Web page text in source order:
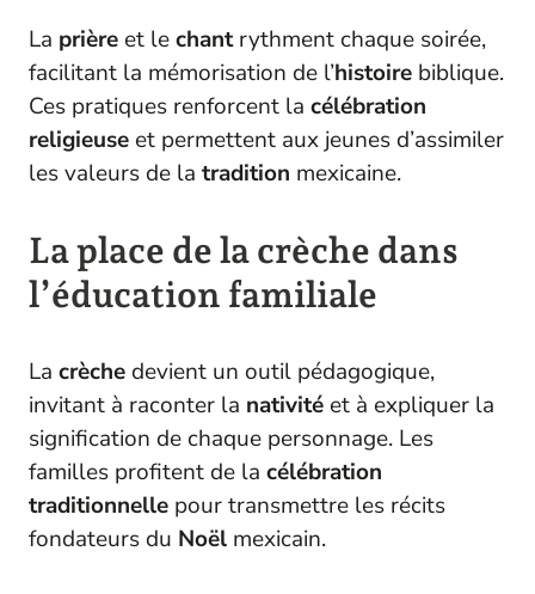
La prière et lechantrythment chaque soirée,
facilitant la mémorisation de l’histoire biblique.
Ces pratiques renforcent la célébration
religieuse et permettent aux jeunes d’assimiler
les valeurs de la tradition mexicaine.
La place de la crèche dans
l’éducation familiale
La crèche devient un outil pédagogique,
invitant à raconter la nativité et à expliquer la
signification de chaque personnage. Les
familles profitent de la célébration
traditionnelle pour transmettre les récits
fondateurs du Noël mexicain.